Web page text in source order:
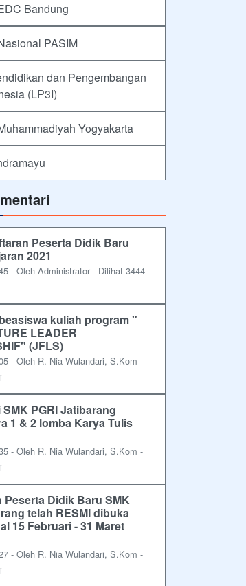
Bandung
PASIM
dan Pengembangan
(LP3I)
Yogyakarta
Peserta Didik Baru
2021
- Oleh Administrator - Dilihat 3444
kuliah program "
LEADER
(JFLS)
- Oleh R. Nia Wulandari, S.Kom -
PGRI Jatibarang
1 & 2 lomba Karya Tulis
- Oleh R. Nia Wulandari, S.Kom -
Peserta Didik Baru SMK
telah RESMI dibuka
15 Februari - 31 Maret
- Oleh R. Nia Wulandari, S.Kom -